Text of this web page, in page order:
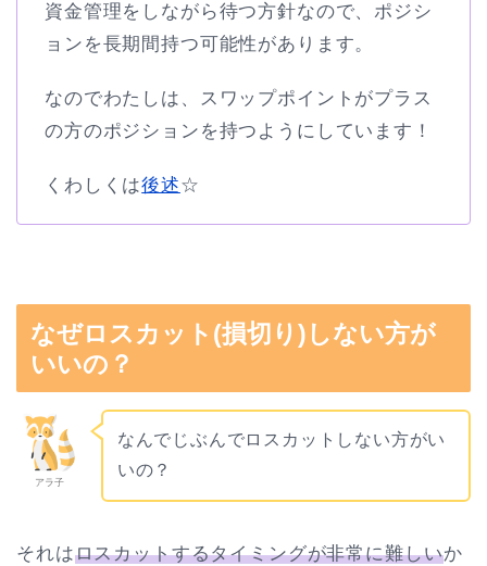
資金管理をしながら待つ方針なので、ポジシ
ョンを長期間持つ可能性があります。
なのでわたしは、スワップポイントがプラス
の方のポジションを持つようにしています！
くわしくは後述☆
なぜロスカット(損切り)しない方が
いいの？
アラ子
なんでじぶんでロスカットしない方がい
いの？
それはロスカットするタイミングが非常に難しいか